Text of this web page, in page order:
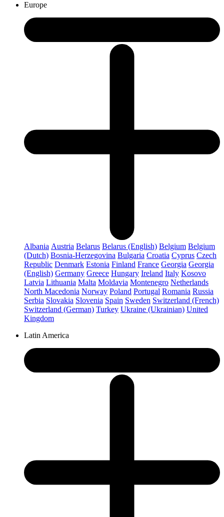
Europe
Albania Austria Belarus Belarus (English) Belgium Belgium
(Dutch) Bosnia-Herzegovina Bulgaria Croatia Cyprus Czech
Republic Denmark Estonia Finland France Georgia Georgia
(English) Germany Greece Hungary Ireland Italy Kosovo
Latvia Lithuania Malta Moldavia Montenegro Netherlands
North Macedonia Norway Poland Portugal Romania Russia
Serbia Slovakia Slovenia Spain Sweden Switzerland (French)
Switzerland (German) Turkey Ukraine (Ukrainian) United
Kingdom
Latin America